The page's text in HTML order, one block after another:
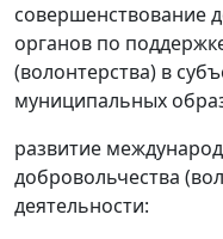
совершенствование
органов по
(волонтерства) в
муниципальных
развитие
добровольчества
деятельности: